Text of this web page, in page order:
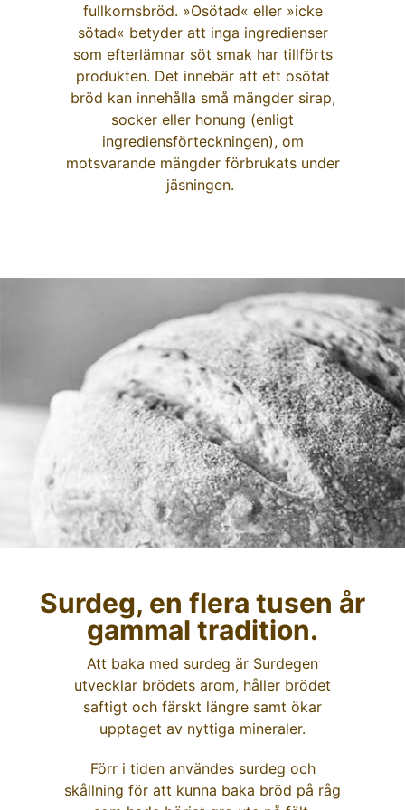
fullkornsbröd. »Osötad« eller »icke
sötad« betyder att inga ingredienser
som efterlämnar söt smak har tillförts
produkten. Det innebär att ett osötat
bröd kan innehålla små mängder sirap,
socker eller honung (enligt
ingrediensförteckningen), om
motsvarande mängder förbrukats under
jäsningen.
Surdeg, en flera tusen år
gammal tradition.
Att baka med surdeg är Surdegen
utvecklar brödets arom, håller brödet
saftigt och färskt längre samt ökar
upptaget av nyttiga mineraler.
Förr i tiden användes surdeg och
skållning för att kunna baka bröd på råg